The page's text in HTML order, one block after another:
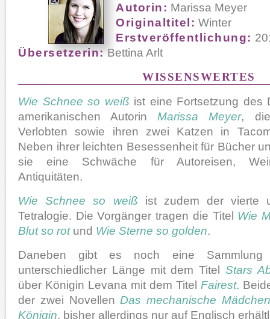
Autorin: Marissa Meyer
Originaltitel: Winter
Erstveröffentlichung:
Übersetzerin:Bettina Arlt
WISSENSWERTES
Wie Schnee so weiß ist eine Fortsetzung des
amerikanischen Autorin Marissa Meyer,
Verlobten sowie ihren zwei Katzen in
Neben ihrer leichten Besessenheit für Bücher
sie eine Schwäche für Autoreisen,
Antiquitäten.
Wie Schnee so weiß ist zudem der vierte
Tetralogie. Die Vorgänger tragen die Titel Wie
Blut so rotund Wie Sterne so golden.
Daneben gibt es noch eine Sammlung
unterschiedlicher Länge mit dem Titel Stars
über Königin Levana mit dem Titel Fairest.
der zwei Novellen Das mechanische Mädchen
Königin, bisher allerdings nur auf Englisch